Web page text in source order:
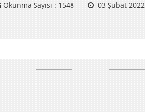
Okunma Sayısı : 1548 03 Şubat 2022